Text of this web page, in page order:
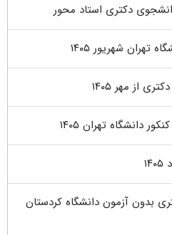
دکتری استاد محور
شهریور ۱۴۰۵
از مهر ۱۴۰۵
دانشگاه تهران ۱۴۰۵
بدون آزمون دانشگاه کردستان